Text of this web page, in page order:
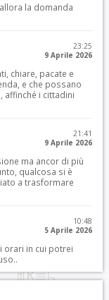
la domanda
23:25
9 Aprile 2026
chiare, pacate e
e che possano
affinché i cittadini
21:41
9 Aprile 2026
ma ancor di più
qualcosa si è
a trasformare
10:48
5 Aprile 2026
orari in cui potrei